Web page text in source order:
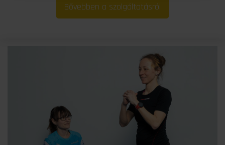
Bővebben a szolgáltatásról